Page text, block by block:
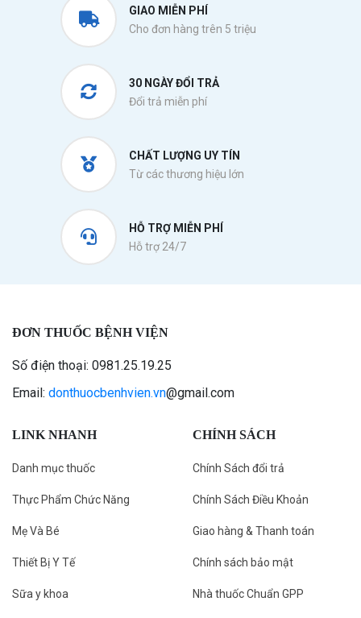
GIAO MIỄN PHÍ
Cho đơn hàng trên 5 triệu
30 NGÀY ĐỔI TRẢ
Đổi trả miễn phí
CHẤT LƯỢNG UY TÍN
Từ các thương hiệu lớn
HỖ TRỢ MIỄN PHÍ
Hỗ trợ 24/7
ĐƠN THUỐC BỆNH VIỆN
Số điện thoại: 0981.25.19.25
Email: donthuocbenhvien.vn@gmail.com
LINK NHANH
Danh mục thuốc
Thực Phẩm Chức Năng
Mẹ Và Bé
Thiết Bị Y Tế
Sữa y khoa
CHÍNH SÁCH
Chính Sách đổi trả
Chính Sách Điều Khoản
Giao hàng & Thanh toán
Chính sách bảo mật
Nhà thuốc Chuẩn GPP